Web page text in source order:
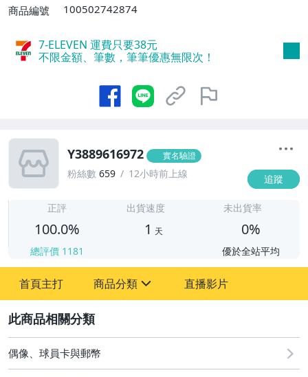
商品編號
100502742874
7-ELEVEN 運費只要38元
不限金額、筆數，筆筆優惠無限次！
Y3889616972 實名驗證
粉絲數 659 12小時前上線 追蹤
正評
100.0%
總評價 1181
出貨速度
1 天
未出貨率
0%
優於全站平均
首頁主打 商品分類
偶像、球員卡與郵幣
直播影片
偶像、球員卡與郵幣